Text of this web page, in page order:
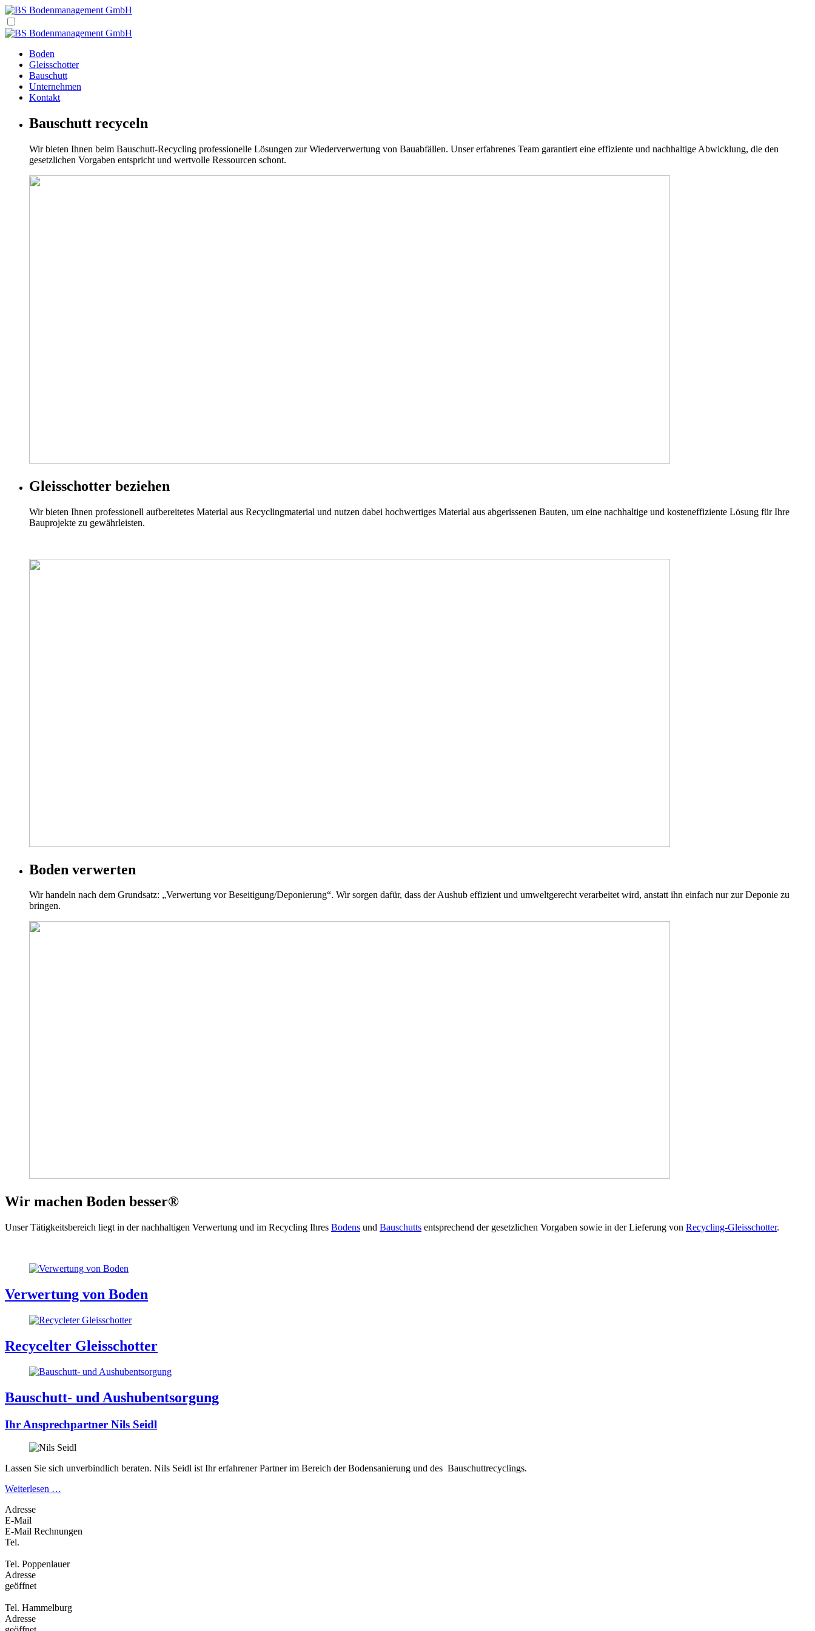
Boden
Gleisschotter
Bauschutt
Unternehmen
Kontakt
Bauschutt recyceln
Wir bieten Ihnen beim Bauschutt-Recycling professionelle Lösungen zur Wiederverwertung von Bauabfällen. Unser erfahrenes Team garantiert eine effiziente und nachhaltige Abwicklung, die den
gesetzlichen Vorgaben entspricht und wertvolle Ressourcen schont.
Gleis­schotter beziehen
Wir bieten Ihnen professionell aufbereitetes Material aus Recyclingmaterial und nutzen dabei hochwertiges Material aus abgerissenen Bauten, um eine nachhaltige und kosteneffiziente Lösung für Ihre
Bauprojekte zu gewährleisten.
Boden verwerten
Wir handeln nach dem Grundsatz: „Verwertung vor Beseitigung/Deponierung“. Wir sorgen dafür, dass der Aushub effizient und umweltgerecht verarbeitet wird, anstatt ihn einfach nur zur Deponie zu
bringen.
Wir machen Boden besser®
Unser Tätigkeitsbereich liegt in der nachhaltigen Verwertung und im Recycling Ihres Bodens und Bauschutts entsprechend der gesetzlichen Vorgaben sowie in der Lieferung von Recycling-Gleisschotter.
Verwertung von Boden
Recycelter Gleisschotter
Bauschutt- und Aushub­entsorgung
Ihr Ansprech­partner Nils Seidl
Lassen Sie sich unverbindlich beraten. Nils Seidl ist Ihr erfahrener Partner im Bereich der Bodensanierung und des Bauschuttrecyclings.
Weiterlesen …
Adresse
E-Mail
E-Mail Rechnungen
Tel.
Tel. Poppenlauer
Adresse
geöffnet
Tel. Hammelburg
Adresse